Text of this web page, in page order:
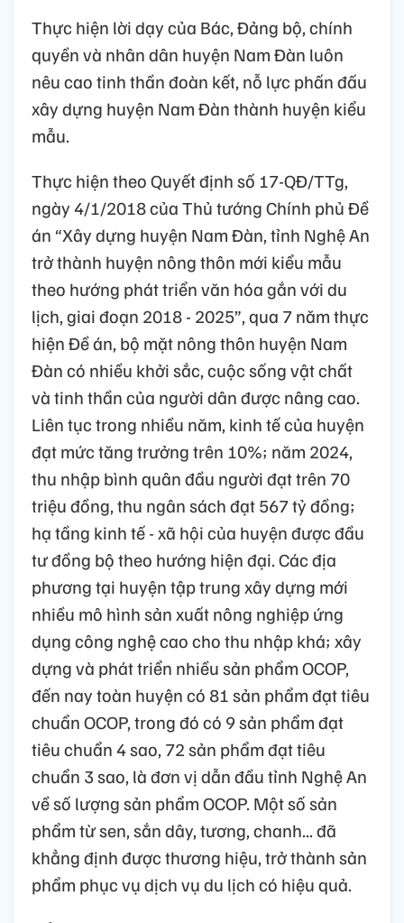
Thực hiện lời dạy của Bác, Đảng bộ, chính
quyền và nhân dân huyện Nam Đàn luôn
nêu cao tinh thần đoàn kết, nỗ lực phấn đấu
xây dựng huyện Nam Đàn thành huyện kiểu
mẫu.
Thực hiện theo Quyết định số 17-QĐ/TTg,
ngày 4/1/2018 của Thủ tướng Chính phủ Đề
án “Xây dựng huyện Nam Đàn, tỉnh Nghệ An
trở thành huyện nông thôn mới kiểu mẫu
theo hướng phát triển văn hóa gắn với du
lịch, giai đoạn 2018 - 2025”, qua 7 năm thực
hiện Đề án, bộ mặt nông thôn huyện Nam
Đàn có nhiều khởi sắc, cuộc sống vật chất
và tinh thần của người dân được nâng cao.
Liên tục trong nhiều năm, kinh tế của huyện
đạt mức tăng trưởng trên 10%; năm 2024,
thu nhập bình quân đầu người đạt trên 70
triệu đồng, thu ngân sách đạt 567 tỷ đồng;
hạ tầng kinh tế - xã hội của huyện được đầu
tư đồng bộ theo hướng hiện đại. Các địa
phương tại huyện tập trung xây dựng mới
nhiều mô hình sản xuất nông nghiệp ứng
dụng công nghệ cao cho thu nhập khá; xây
dựng và phát triển nhiều sản phẩm OCOP,
đến nay toàn huyện có 81 sản phẩm đạt tiêu
chuẩn OCOP, trong đó có 9 sản phẩm đạt
tiêu chuẩn 4 sao, 72 sản phẩm đạt tiêu
chuẩn 3 sao, là đơn vị dẫn đầu tỉnh Nghệ An
về số lượng sản phẩm OCOP. Một số sản
phẩm từ sen, sắn dây, tương, chanh... đã
khẳng định được thương hiệu, trở thành sản
phẩm phục vụ dịch vụ du lịch có hiệu quả.